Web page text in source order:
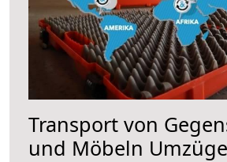
Transport von
und Möbeln